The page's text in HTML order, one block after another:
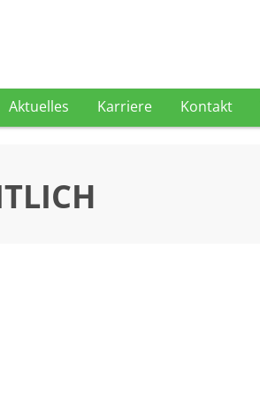
Aktuelles Karriere Kontakt